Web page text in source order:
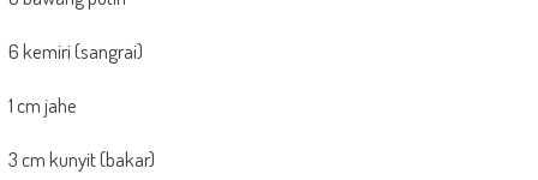
6 kemiri (sangrai)
1 cm jahe
3 cm kunyit (bakar)